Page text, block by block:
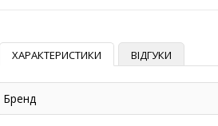
ХАРАКТЕРИСТИКИ ВІДГУКИ
Бренд